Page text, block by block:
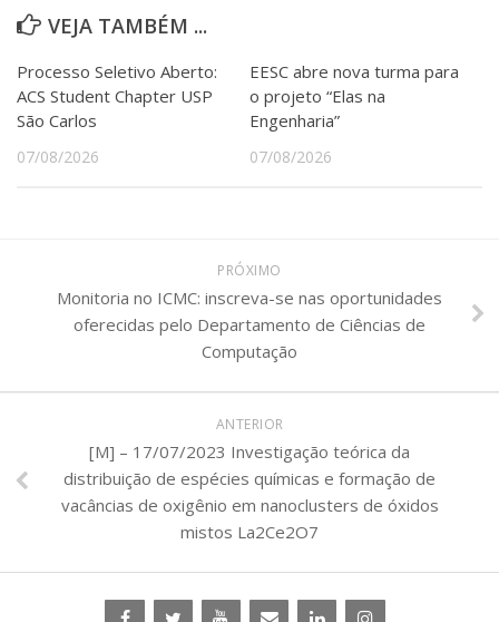
VEJA TAMBÉM ...
Processo Seletivo Aberto:
ACS Student Chapter USP
São Carlos
07/08/2026
EESC abre nova turma para
o projeto “Elas na
Engenharia”
07/08/2026
PRÓXIMO
Monitoria no ICMC: inscreva-se nas oportunidades
oferecidas pelo Departamento de Ciências de
Computação
ANTERIOR
[M] – 17/07/2023 Investigação teórica da
distribuição de espécies químicas e formação de
vacâncias de oxigênio em nanoclusters de óxidos
mistos La2Ce2O7